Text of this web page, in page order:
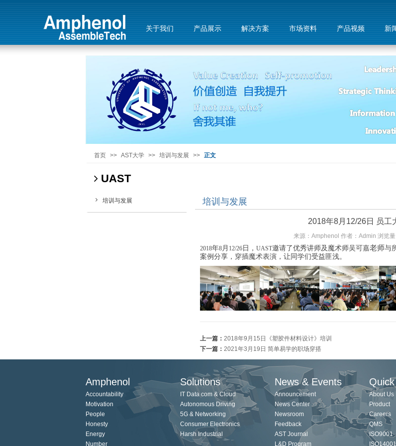
关于我们 产品展示 解决方案 市场资料 产品视频 新
首页 >> AST大学 >> 培训与发展 >> 正文
UAST
培训与发展 培训与发展
2018年8月12/26日 员工
来源：Amphenol 作者：Admin 浏览
2018年8月 12/26日， UAST邀请了优秀讲师及魔术师吴可嘉老师与
案例分享，穿插魔术表演，让同学们受益匪浅。
上一篇： 2018年9月15日《塑胶件材料设计》培训
下一篇： 2021年3月19日 简单易学的职场穿搭
Amphenol
Accountability
Motivation
People
Honesty
Energy
Number
Solutions
IT Data com & Cloud
Autonomous Driving
5G & Networking
Consumer Electronics
Harsh Industrial
News & Events
Announcement
News Center
Newsroom
Feedback
AST Journal
L&D Program
About Us
Product
Careers
QMS
ISO9001
ISO14001